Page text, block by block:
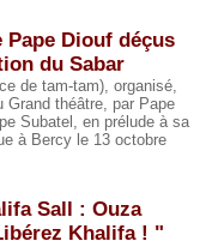
Pape Diouf déçus
du Sabar
de tam-tam), organisé,
Grand théâtre, par Pape
Subatel, en prélude à sa
à Bercy le 13 octobre
Sall : Ouza
Khalifa ! "